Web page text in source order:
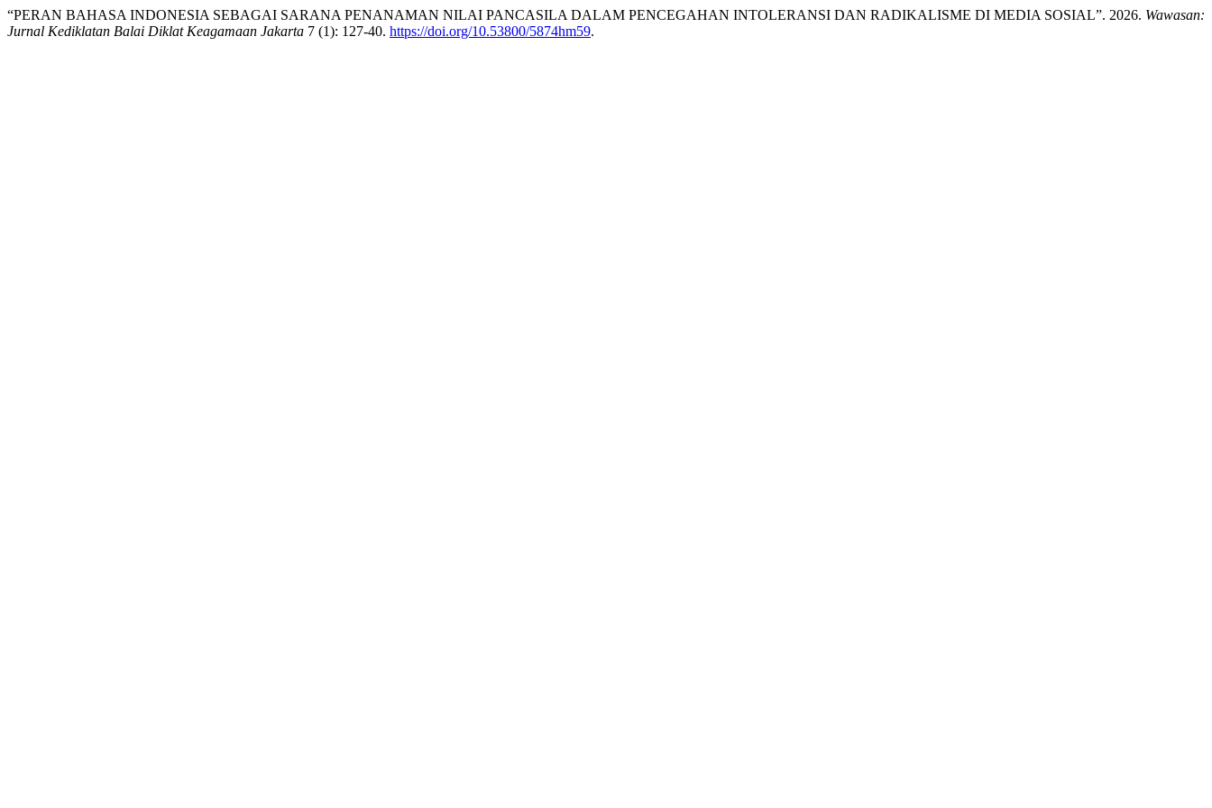
“PERAN BAHASA INDONESIA SEBAGAI SARANA PENANAMAN NILAI PANCASILA DALAM PENCEGAHAN INTOLERANSI DAN RADIKALISME DI MEDIA SOSIAL”. 2026. Wawasan:
Jurnal Kediklatan Balai Diklat Keagamaan Jakarta 7 (1): 127-40. https://doi.org/10.53800/5874hm59.